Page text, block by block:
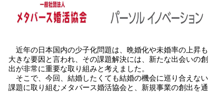
近年の日本国内の少子化問題は、晩婚化や未婚率の上昇も
大きな要因と言われ、その課題解決には、新たな出会いの創
出が非常に重要な取り組みと考えました。
そこで、今回、結婚したくても結婚の機会に巡り合えない
課題に取り組むメタバース婚活協会と、新規事業の創出を通